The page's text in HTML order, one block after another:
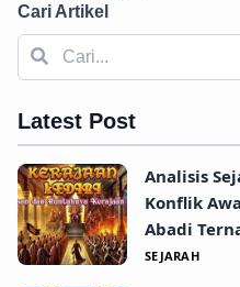
Cari Artikel
Latest Post
Analisis
Konflik
Abadi
SEJARAH